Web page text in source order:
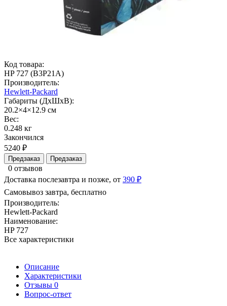
Код товара:
HP 727 (B3P21A)
Производитель:
Hewlett-Packard
Габариты (ДхШхВ):
20.2×4×12.9 см
Вес:
0.248 кг
Закончился
5240 ₽
Предзаказ Предзаказ
0 отзывов
Доставка послезавтра и позже, от 390 ₽
Самовывоз завтра, бесплатно
Производитель:
Hewlett-Packard
Наименование:
HP 727
Все характеристики
Описание
Характеристики
Отзывы 0
Вопрос-ответ